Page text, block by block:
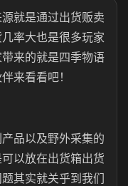
就是通过出货贩卖
率大也是很多玩家
来的就是四季物语
来看看吧！
品以及野外采集的
以放在出货箱出货
其实就关乎到我们